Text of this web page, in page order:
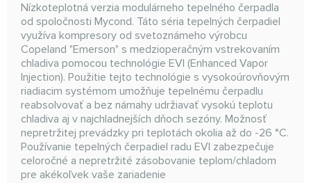
Nízkoteplotná verzia modulárneho tepelného čerpadla
od spoločnosti Mycond. Táto séria tepelných čerpadiel
využíva kompresory od svetoznámeho výrobcu
Copeland "Emerson" s medzioperačným vstrekovaním
chladiva pomocou technológie EVI (Enhanced Vapor
Injection). Použitie tejto technológie s vysokoúrovňovým
riadiacim systémom umožňuje tepelnému čerpadlu
reabsolvovať a bez námahy udržiavať vysokú teplotu
chladiva aj v najchladnejších dňoch sezóny. Možnosť
nepretržitej prevádzky pri teplotách okolia až do -26 °C.
Používanie tepelných čerpadiel radu EVI zabezpečuje
celoročné a nepretržité zásobovanie teplom/chladom
pre akékoľvek vaše zariadenie